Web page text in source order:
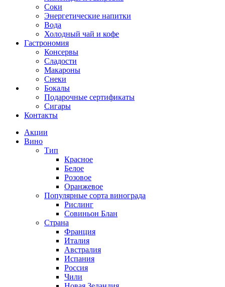
Соки
Энергетические напитки
Вода
Холодный чай и кофе
Гастрономия
Консервы
Сладости
Макароны
Снеки
Бокалы
Подарочные сертификаты
Сигары
Контакты
Акции
Вино
Тип
Красное
Белое
Розовое
Оранжевое
Популярные сорта винограда
Рислинг
Совиньон Блан
Страна
Франция
Италия
Австралия
Испания
Россия
Чили